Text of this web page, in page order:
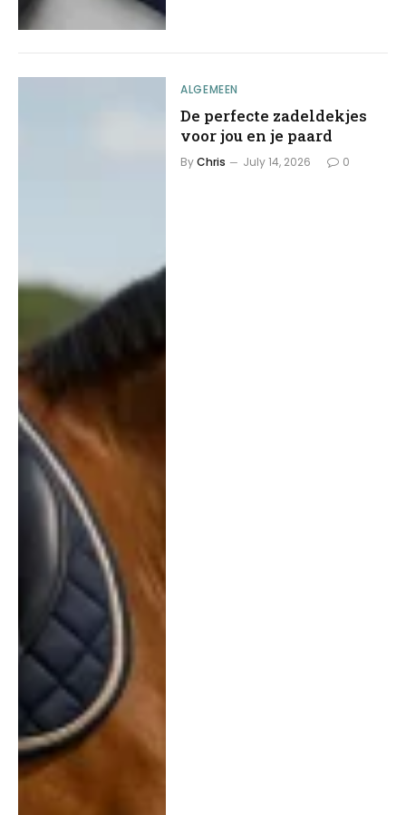
ALGEMEEN
De perfecte zadeldekjes
voor jou en je paard
ByChris July 14, 2026 0